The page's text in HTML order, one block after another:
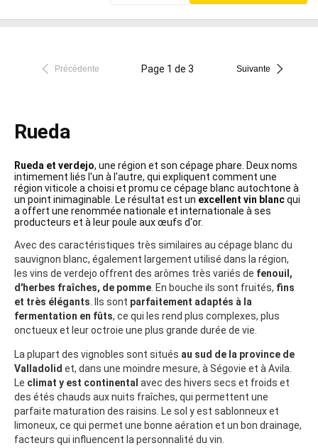
Précédente Page 1 de 3 Suivante
Rueda
Rueda et verdejo, une région et son cépage phare. Deux noms
intimement liés l'un à l'autre, qui expliquent comment une
région viticole a choisi et promu ce cépage blanc autochtone à
un point inimaginable. Le résultat est un excellent vin blancqui
a offert une renommée nationale et internationale à ses
producteurs et à leur poule aux œufs d'or.
Avec des caractéristiques très similaires au cépage blanc du
sauvignon blanc, également largement utilisé dans la région,
les vins de verdejo offrent des arômes très variés de fenouil,
d'herbes fraîches, de pomme. En bouche ils sont fruités, fins
et très élégants. Ils sont parfaitement adaptés à la
fermentation en fûts, ce qui les rend plus complexes, plus
onctueux et leur octroie une plus grande durée de vie.
La plupart des vignobles sont situés au sud de la province de
Valladolid et, dans une moindre mesure, à Ségovie et à Avila.
Le climat y est continental avec des hivers secs et froids et
des étés chauds aux nuits fraîches, qui permettent une
parfaite maturation des raisins. Le sol y est sablonneux et
limoneux, ce qui permet une bonne aération et un bon drainage,
facteurs qui influencent la personnalité du vin.